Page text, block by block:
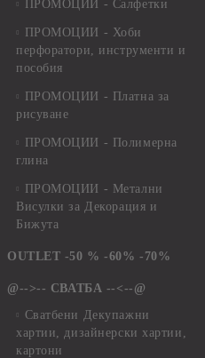
ПРОМОЦИИ - Салфетки
ПРОМОЦИИ - Хоби
перфоратори, инструменти и
пособия
ПРОМОЦИИ - Платна за
рисуване
ПРОМОЦИИ - Полимерна
глина
ПРОМОЦИИ - Метални
Висулки за Декорация и
Бижута
OUTLET -50 % -60% -70%
@-->-- СВАТБА --<--@
Сватбени Декупажни
хартии, дизайнерски хартии,
картони